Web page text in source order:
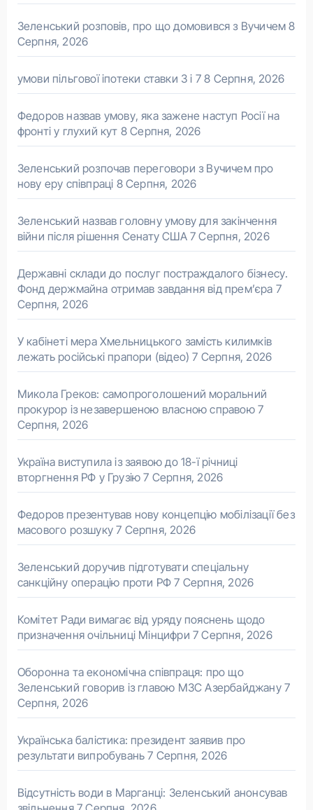
Зеленський розповів, про що домовився з Вучичем 8
Серпня, 2026
умови пільгової іпотеки ставки 3 і 7 8 Серпня, 2026
Федоров назвав умову, яка зажене наступ Росії на
фронті у глухий кут 8 Серпня, 2026
Зеленський розпочав переговори з Вучичем про
нову еру співпраці 8 Серпня, 2026
Зеленський назвав головну умову для закінчення
війни після рішення Сенату США 7 Серпня, 2026
Державні склади до послуг постраждалого бізнесу.
Фонд держмайна отримав завдання від прем’єра 7
Серпня, 2026
У кабінеті мера Хмельницького замість килимків
лежать російські прапори (відео) 7 Серпня, 2026
Микола Греков: самопроголошений моральний
прокурор із незавершеною власною справою 7
Серпня, 2026
Україна виступила із заявою до 18-ї річниці
вторгнення РФ у Грузію 7 Серпня, 2026
Федоров презентував нову концепцію мобілізації без
масового розшуку 7 Серпня, 2026
Зеленський доручив підготувати спеціальну
санкційну операцію проти РФ 7 Серпня, 2026
Комітет Ради вимагає від уряду пояснень щодо
призначення очільниці Мінцифри 7 Серпня, 2026
Оборонна та економічна співпраця: про що
Зеленський говорив із главою МЗС Азербайджану 7
Серпня, 2026
Українська балістика: президент заявив про
результати випробувань 7 Серпня, 2026
Відсутність води в Марганці: Зеленський анонсував